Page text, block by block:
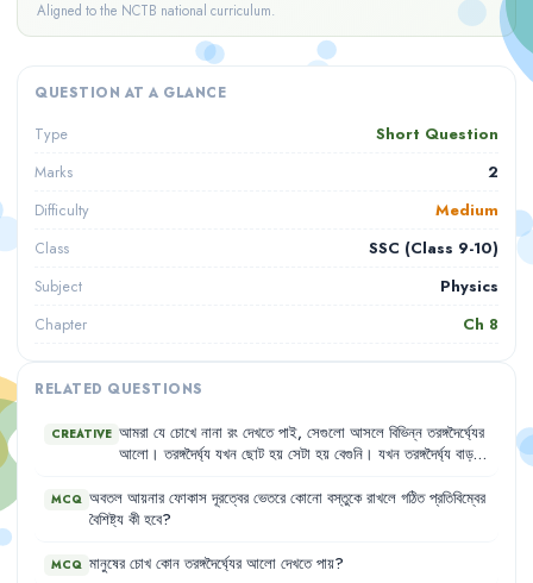
Aligned to the NCTB national curriculum.
QUESTION AT A GLANCE
Type Short Question
Marks 2
Difficulty Medium
Class SSC (Class 9-10)
Subject Physics
Chapter Ch 8
RELATED QUESTIONS
CREATIVE আমরা যে চোখে নানা রং দেখতে পাই, সেগুলো আসলে বিভিন্ন তরঙ্গদৈর্ঘ্যের
আলো । তরঙ্গদৈর্ঘ্য যখন ছোট হয় সেটা হয় বেগুনি । যখন তরঙ্গদৈর্ঘ্য বাড়তে
যায়। মানুষের চোখ 400 nmথেকে 700 nmএর বাইরে তরঙ্গদৈর্ঘ্যের
আলো দেখতে
MCQ অবতল আয়নার ফোকাস দূরত্বের ভেতরে কোনো বস্তুকে রাখলে গঠিত প্রতিবিম্বের
বৈশিষ্ট্য কী হবে?
MCQ মানুষের চোখ কোন তরঙ্গদৈর্ঘ্যের আলো দেখতে পায়?